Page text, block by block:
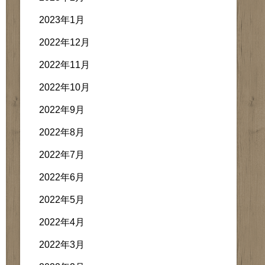
2023年1月
2022年12月
2022年11月
2022年10月
2022年9月
2022年8月
2022年7月
2022年6月
2022年5月
2022年4月
2022年3月